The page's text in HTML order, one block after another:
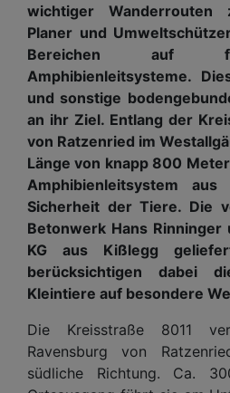
wichtiger Wanderrouten
Planer und
Bereichen auf
Amphibienleitsysteme.
und sonstige
an ihr Ziel. Entlang der
von Ratzenried im
Länge von knapp 800
Amphibienleitsystem
Sicherheit der Tiere. Die
Betonwerk Hans Rinninger
KG aus Kißlegg
berücksichtigen dabei
Kleintiere auf besondere
Die Kreisstraße 8011
Ravensburg von
südliche Richtung. Ca.